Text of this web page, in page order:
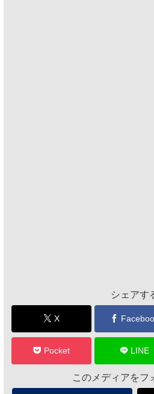
シェアす
X
Pocket LINE
このメディアをフ